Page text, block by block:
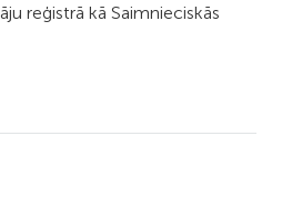
reģistrā kā Saimnieciskās